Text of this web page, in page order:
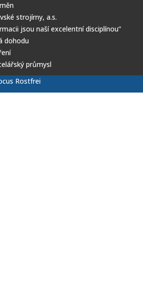
strojírny, a.s.
jsou naší excelentní disciplínou”
dohodu
průmysl
Rostfrei